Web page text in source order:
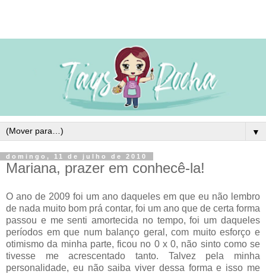
▼
domingo, 11 de julho de 2010
Mariana, prazer em conhecê-la!
O ano de 2009 foi um ano daqueles em que eu não lembro
de nada muito bom prá contar, foi um ano que de certa forma
passou e me senti amortecida no tempo, foi um daqueles
períodos em que num balanço geral, com muito esforço e
otimismo da minha parte, ficou no 0 x 0, não sinto como se
tivesse me acrescentado tanto. Talvez pela minha
personalidade, eu não saiba viver dessa forma e isso me